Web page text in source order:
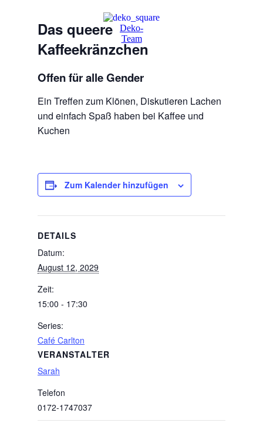
Deko-
Team
Das queere
Kaffeekränzchen
Offen für alle Gender
Ein Treffen zum Klönen, Diskutieren Lachen
und einfach Spaß haben bei Kaffee und
Kuchen
Zum Kalender hinzufügen
DETAILS
Datum:
August 12, 2029
Zeit:
15:00 - 17:30
Series:
Café Carlton
VERANSTALTER
Sarah
Telefon
0172-1747037